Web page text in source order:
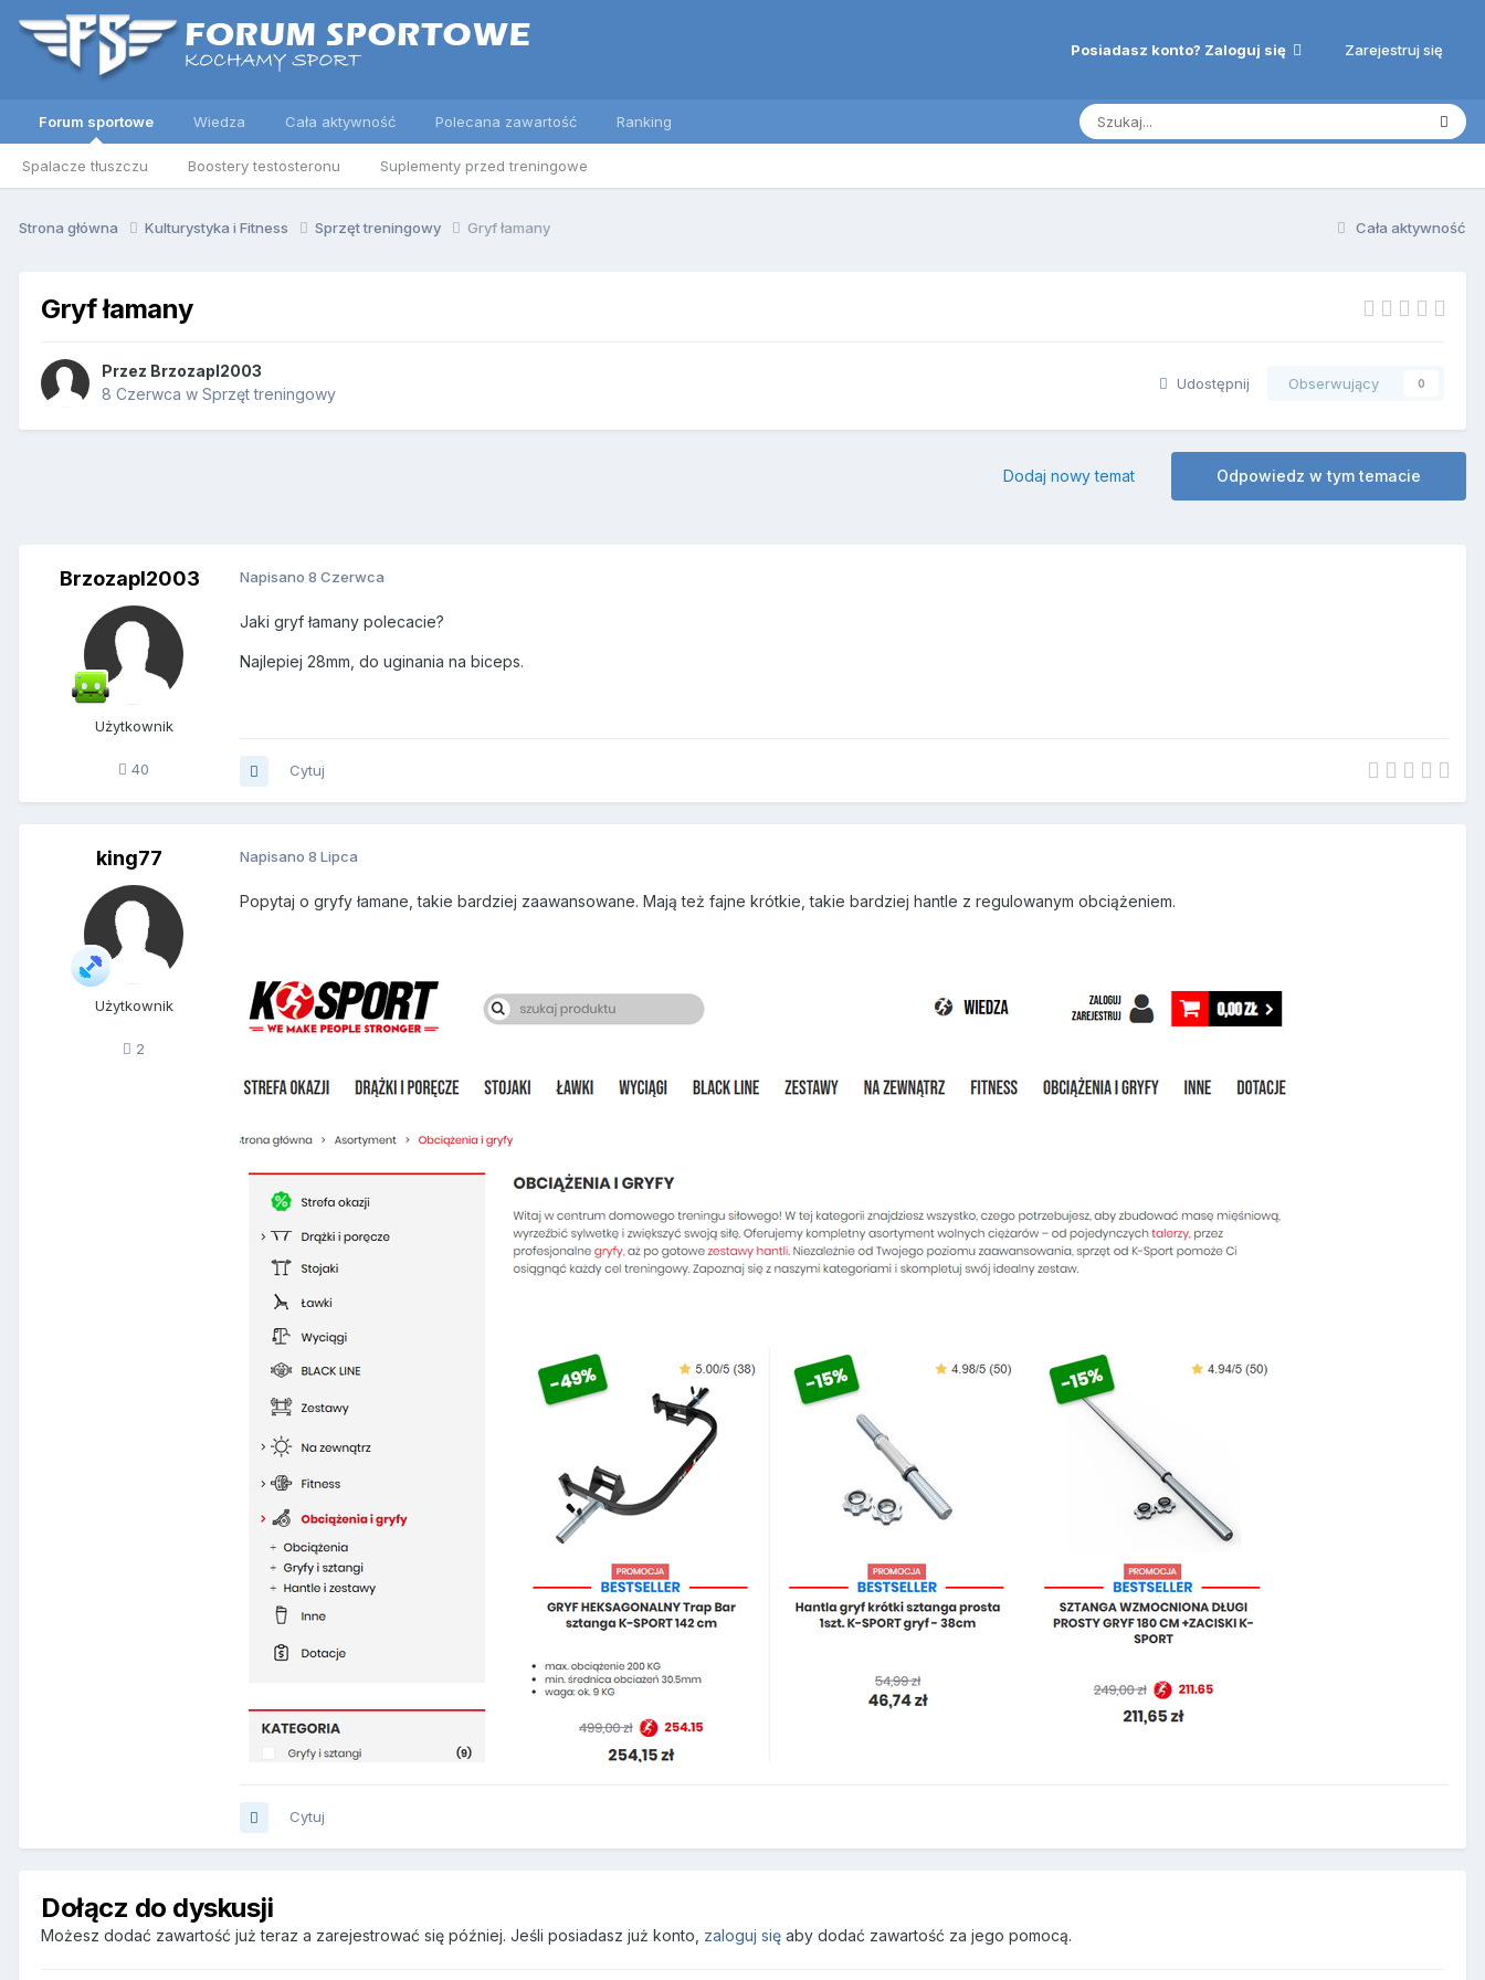
Posiadasz konto? Zaloguj się Zarejestruj się
Forum sportowe
Spalacze tłuszczu Boostery testosteronu Suplementy przed treningowe
Wiedza Cała aktywność Polecana zawartość Ranking
Cała aktywność
Strona główna Kulturystyka i Fitness Sprzęt treningowy Gryf łamany
Gryf łamany
Przez Brzozapl2003
8 Czerwca w Sprzęt treningowy
Udostępnij Obserwujący 0
Odpowiedz w tym temacie
Dodaj nowy temat
Brzozapl2003
Użytkownik
40
Napisano 8 Czerwca
Jaki gryf łamany polecacie?
Najlepiej 28mm, do uginania na biceps.
Cytuj
king77
Użytkownik
2
Napisano 8 Lipca
Popytaj o gryfy łamane, takie bardziej zaawansowane. Mają też fajne krótkie, takie bardziej hantle z regulowanym obciążeniem.
Cytuj
Dołącz do dyskusji
Możesz dodać zawartość już teraz a zarejestrować się później. Jeśli posiadasz już konto, zaloguj się aby dodać zawartość za jego pomocą.